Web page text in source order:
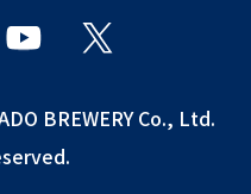
BREWERY Co., Ltd.